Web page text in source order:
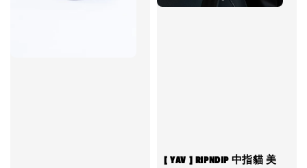
[ YAV ] RIPNDIP 中指貓 美